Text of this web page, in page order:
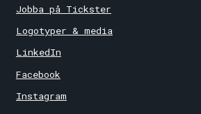
Jobba på Tickster
Logotyper & media
LinkedIn
Facebook
Instagram